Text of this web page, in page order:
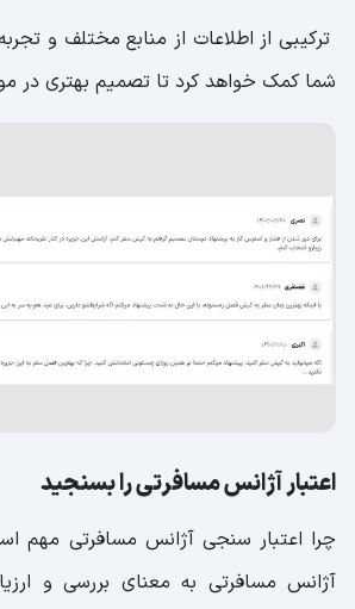
ترکیبی از اطلاعات از منابع مختلف و
شما کمک خواهد کرد تا تصمیم بهتری در
اعتبار آژانس مسافرتی را بسنجید
چرا اعتبار سنجی آژانس مسافرتی مهم
آژانس مسافرتی به معنای بررسی و